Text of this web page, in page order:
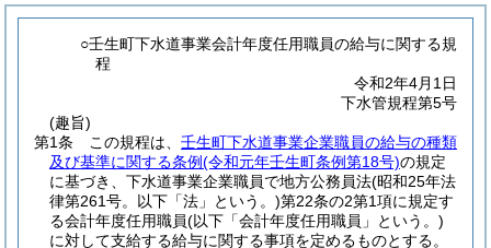
○壬生町下水道事業会計年度任用職員の給与に関する規
程
令和2年4月1日
下水管規程第5号
(趣旨)
第1条
この規程は、 壬生町下水道事業企業職員の給与の種類
及び基準に関する条例(令和元年壬生町条例第18号)の規定
に基づき、下水道事業企業職員で地方公務員法(昭和25年法
律第261号。以下「法」という。)第22条の2第1項に規定す
る会計年度任用職員(以下「会計年度任用職員」という。)
に対して支給する給与に関する事項を定めるものとする。